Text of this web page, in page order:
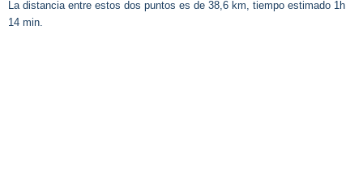
La distancia entre estos dos puntos es de 38,6 km, tiempo estimado 1h
14 min.